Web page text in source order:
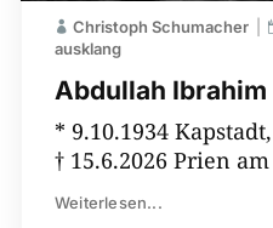
Abdullah Ibrahim
Christoph Schumacher
ausklang
* 9.10.1934
† 15.6.2026 Prien
Weiterlesen...